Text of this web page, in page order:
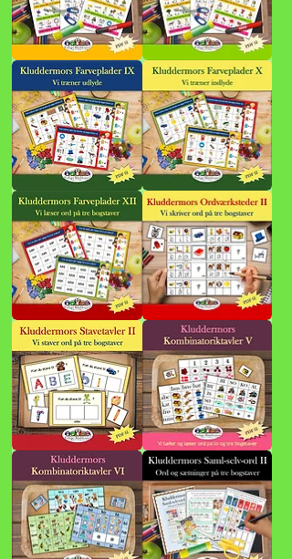
Kluddermors
Lydtavler
Kluddermors
Lydtavler
Kluddermors
Farveplader
Kluddermors
Farveplader
Kluddermors
Farveplader
Kluddermors
Ordværksteder
Kluddermors
Stavetavler
Kluddermors
Kombinatoriktavler